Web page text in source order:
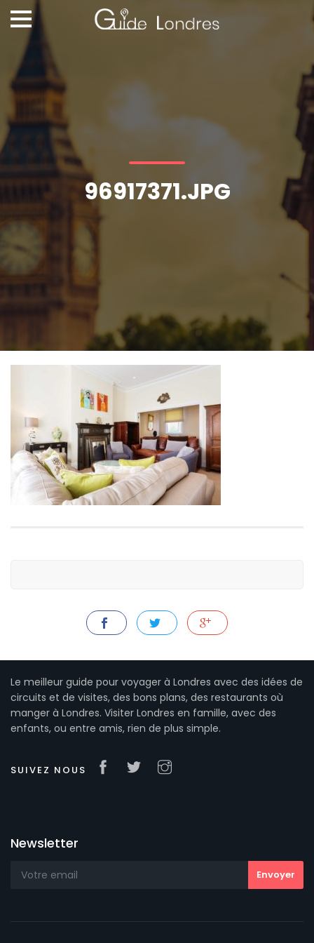
96917371.JPG
Le meilleur guide pour voyager à Londres avec des idées de
circuits et de visites, des bons plans, des restaurants où
manger à Londres. Visiter Londres en famille, avec des
enfants, ou entre amis, rien de plus simple.
SUIVEZ NOUS
Newsletter